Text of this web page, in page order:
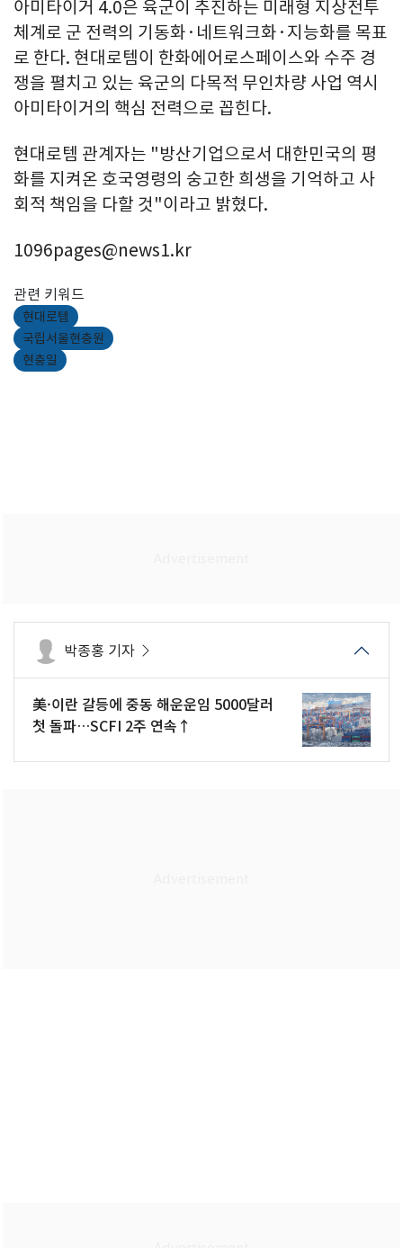
아미타이거 4.0은 육군이 추진하는 미래형 지상전투
체계로 군 전력의 기동화·네트워크화·지능화를 목표
로 한다. 현대로템이 한화에어로스페이스와 수주 경
쟁을 펼치고 있는 육군의 다목적 무인차량 사업 역시
아미타이거의 핵심 전력으로 꼽힌다.
현대로템 관계자는 "방산기업으로서 대한민국의 평
화를 지켜온 호국영령의 숭고한 희생을 기억하고 사
회적 책임을 다할 것"이라고 밝혔다.
1096pages@news1.kr
관련 키워드
현대로템
국립서울현충원
현충일
박종홍 기자
美·이란 갈등에 중동 해운운임 5000달러
첫 돌파…SCFI 2주 연속↑